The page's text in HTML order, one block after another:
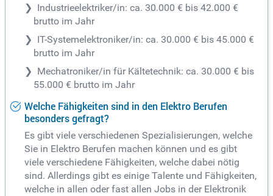
Industrieelektriker/in: ca. 30.000 € bis 42.000 €
brutto im Jahr
IT-Systemelektroniker/in: ca. 30.000 € bis 45.000 €
brutto im Jahr
Mechatroniker/in für Kältetechnik: ca. 30.000 € bis
55.000 € brutto im Jahr
Welche Fähigkeiten sind in den Elektro Berufen
besonders gefragt?
Es gibt viele verschiedenen Spezialisierungen, welche
Sie in Elektro Berufen machen können und es gibt
viele verschiedene Fähigkeiten, welche dabei nötig
sind. Allerdings gibt es einige Talente und Fähigkeiten,
welche in allen oder fast allen Jobs in der Elektronik